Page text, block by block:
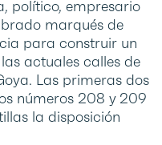
político, empresario
marqués de
para construir un
actuales calles de
Las primeras dos
números 208 y 209
la disposición